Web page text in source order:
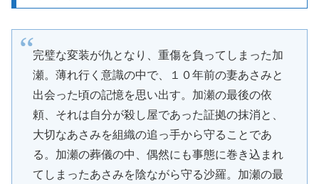
完璧な変装が仇となり、重傷を負ってしまった加
瀬。薄れ行く意識の中で、１０年前の妻あさみと
出会った頃の記憶を思い出す。加瀬の最後の依
頼、それは自分が殺し屋であった証拠の抹消と、
大切なあさみを組織の追っ手から守ることであ
る。加瀬の葬儀の中、偶然にも事態に巻き込まれ
てしまったあさみを陰ながら守る沙羅。加瀬の最